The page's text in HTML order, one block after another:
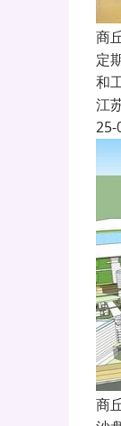
商
定
和
江
25-
商